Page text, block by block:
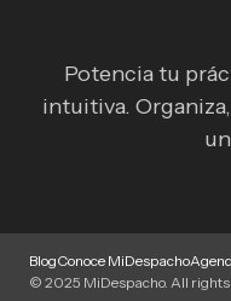
Potencia tu
intuitiva.
BlogConoce MiDespacho
© 2025 MiDespacho. All rights